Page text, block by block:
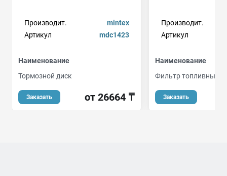
Производит.
mintex
Артикул
mdc1423
Наименование
Тормозной диск
Заказать от 26664 ₸
Производит.
Артикул
Наименование
Фильтр топливный
Заказать